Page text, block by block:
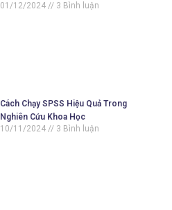
01/12/2024
3 Bình luận
Cách Chạy SPSS Hiệu Quả Trong
Nghiên Cứu Khoa Học
10/11/2024
3 Bình luận